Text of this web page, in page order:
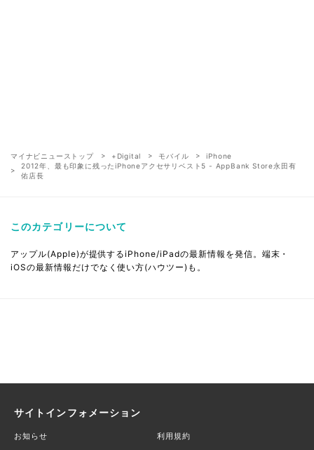
マイナビニューストップ +Digital モバイル
iPhone
2012年、最も印象に残ったiPhoneアクセサリベスト5 - AppBank Store永田有
佑店長
このカテゴリーについて
アップル(Apple)が提供するiPhone/iPadの最新情報を発信。端末・
iOSの最新情報だけでなく使い方(ハウツー)も。
サイトインフォメーション
お知らせ 利用規約